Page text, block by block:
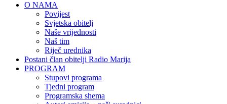
O NAMA
Povijest
Svjetska obitelj
Naše vrijednosti
Naš tim
Riječ urednika
Postani član obitelji Radio Marija
PROGRAM
Stupovi programa
Tjedni program
Programska shema